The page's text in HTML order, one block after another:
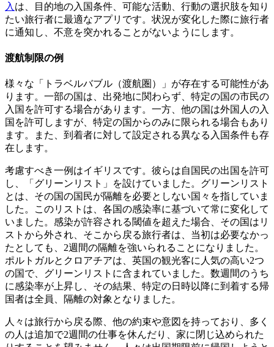
入 は、目的地の入国条件、可能な活動、行動の選択肢を知り
たい旅行者に最適なアプリです。状況が変化した際に旅行者
に通知し、不意を突かれることがないようにします。
渡航制限の例
様々な「トラベルバブル（渡航圏）」が存在する可能性があ
ります。一部の国は、出発地に関わらず、特定の国の市民の
入国を許可する場合があります。一方、他の国は外国人の入
国を許可しますが、特定の国からのみに限られる場合もあり
ます。また、到着者に対して設定される異なる入国条件も存
在します。
考慮すべき一例はイギリスです。彼らは自国民の出国を許可
し、「グリーンリスト」を設けていました。グリーンリスト
とは、その国の国民が隔離を必要としない国々を指していま
した。このリストは、各国の感染率に基づいて常に変化して
いました。感染が許容される閾値を超えた場合、その国はリ
ストから外され、そこから戻る旅行者は、当初は必要なかっ
たとしても、2週間の隔離を強いられることになりました。
ポルトガルとクロアチアは、英国の観光客に人気の高い2つ
の国で、グリーンリストに含まれていました。数週間のうち
に感染率が上昇し、その結果、特定の日時以降に到着する帰
国者は全員、隔離の対象となりました。
人々は旅行から戻る際、他の約束や意図を持っており、多く
の人は追加で2週間の仕事を休んだり、家に閉じ込められた